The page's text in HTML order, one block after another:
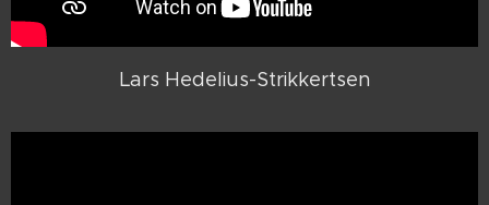
Lars Hedelius-Strikkertsen